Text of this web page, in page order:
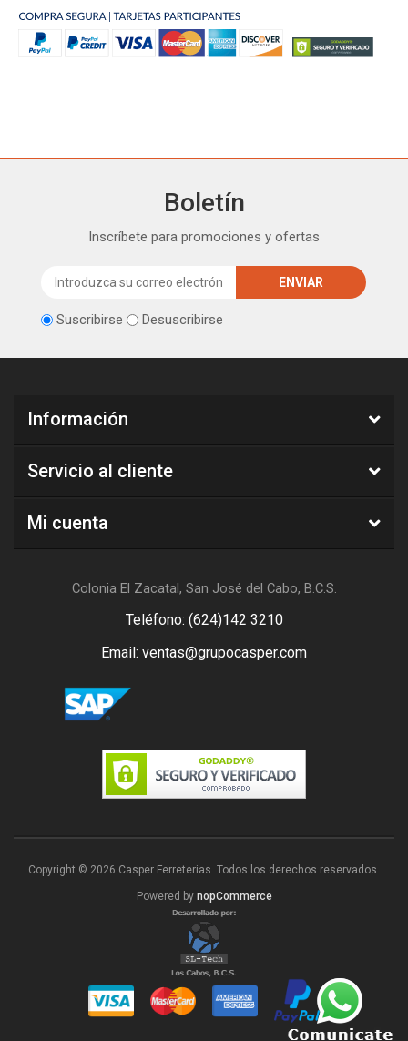
Boletín
Inscríbete para promociones y ofertas
Suscribirse Desuscribirse
Información
Servicio al cliente
Mi cuenta
Colonia El Zacatal, San José del Cabo, B.C.S.
Teléfono: (624)142 3210
Email: ventas@grupocasper.com
Copyright © 2026 Casper Ferreterias. Todos los derechos reservados.
Powered by nopCommerce